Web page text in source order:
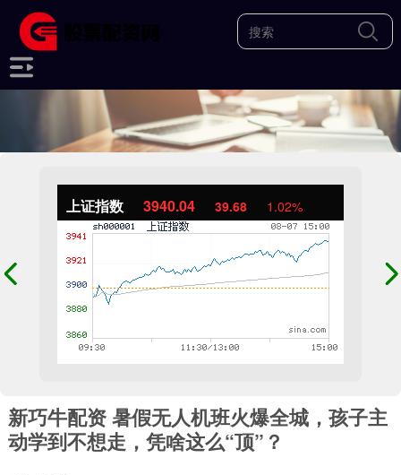
上证指数 3940.04 39.68 1.02%
新巧牛配资 暑假无人机班火爆全城，孩子主
动学到不想走，凭啥这么“顶”？